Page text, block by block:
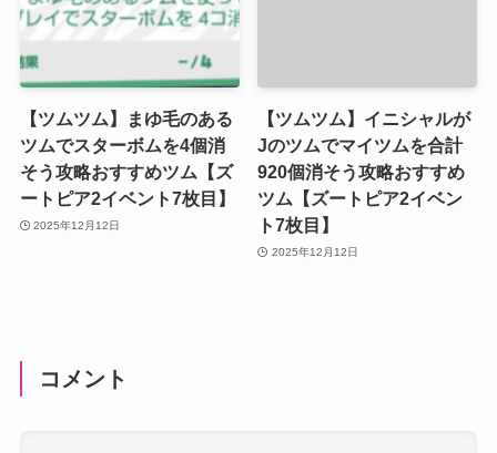
【ツムツム】まゆ毛のある
ツムでスターボムを4個消
そう攻略おすすめツム【ズ
ートピア2イベント7枚目】
2025年12月12日
【ツムツム】イニシャルが
Jのツムでマイツムを合計
920個消そう攻略おすすめ
ツム【ズートピア2イベン
ト7枚目】
2025年12月12日
コメント